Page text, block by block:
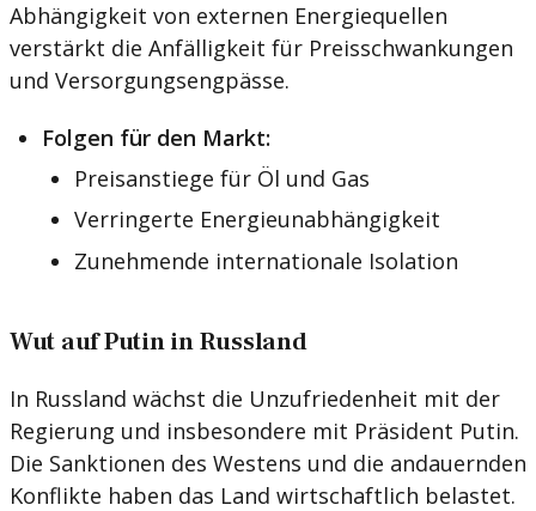
Abhängigkeit von externen Energiequellen
verstärkt die Anfälligkeit für Preisschwankungen
und Versorgungsengpässe.
Folgen für den Markt:
Preisanstiege für Öl und Gas
Verringerte Energieunabhängigkeit
Zunehmende internationale Isolation
Wut auf Putin in Russland
In Russland wächst die Unzufriedenheit mit der
Regierung und insbesondere mit Präsident Putin.
Die Sanktionen des Westens und die andauernden
Konflikte haben das Land wirtschaftlich belastet.